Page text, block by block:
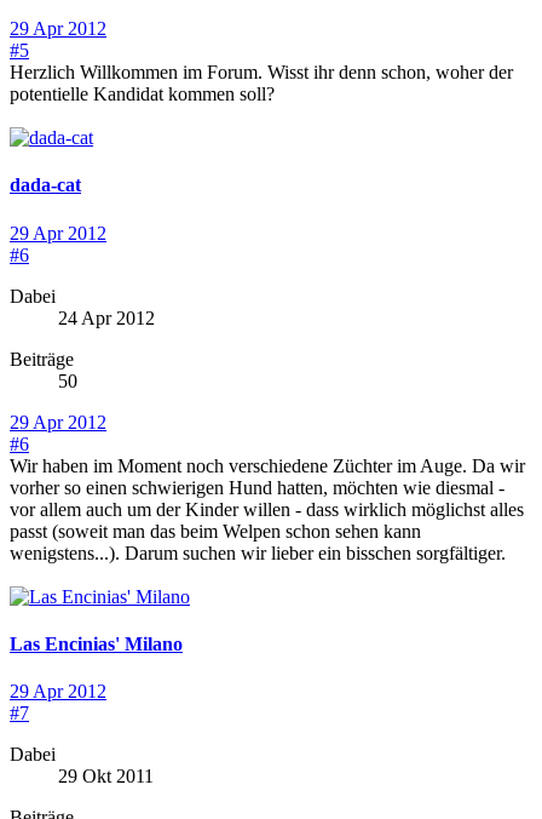
29 Apr 2012
#5
Herzlich Willkommen im Forum. Wisst ihr denn schon, woher der
potentielle Kandidat kommen soll?
dada-cat
29 Apr 2012
#6
Dabei
24 Apr 2012
Beiträge
50
29 Apr 2012
#6
Wir haben im Moment noch verschiedene Züchter im Auge. Da wir
vorher so einen schwierigen Hund hatten, möchten wie diesmal -
vor allem auch um der Kinder willen - dass wirklich möglichst alles
passt (soweit man das beim Welpen schon sehen kann
wenigstens...). Darum suchen wir lieber ein bisschen sorgfältiger.
Las Encinias' Milano
29 Apr 2012
#7
Dabei
29 Okt 2011